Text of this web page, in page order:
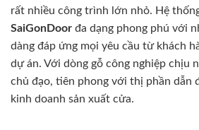
rất nhiều công trình lớn nhỏ. Hệ
SaiGonDoor đa dạng phong phú với
dàng đáp ứng mọi yêu cầu từ khách
dự án. Với dòng gỗ công nghiệp chịu
chủ đạo, tiên phong với thị phần dẫn
kinh doanh sản xuất cửa.